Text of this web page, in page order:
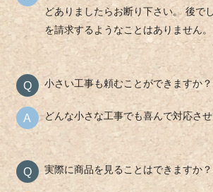
どありましたらお断り下さい。 後で
を請求するようなことはありません。
小さい工事も頼むことができますか？
どんな小さな工事でも喜んで対応さ
実際に商品を見ることはできますか？